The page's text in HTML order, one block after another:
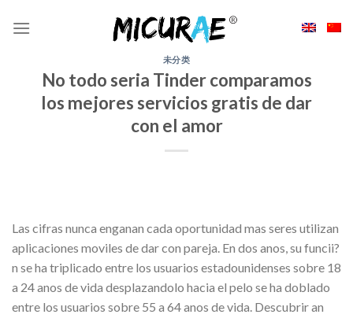
未分类
No todo seria Tinder comparamos
los mejores servicios gratis de dar
con el amor
Las cifras nunca enganan cada oportunidad mas seres utilizan
aplicaciones moviles de dar con pareja. En dos anos, su funcii?
n se ha triplicado entre los usuarios estadounidenses sobre 18
a 24 anos de vida desplazandolo hacia el pelo se ha doblado
entre los usuarios sobre 55 a 64 anos de vida. Descubrir an